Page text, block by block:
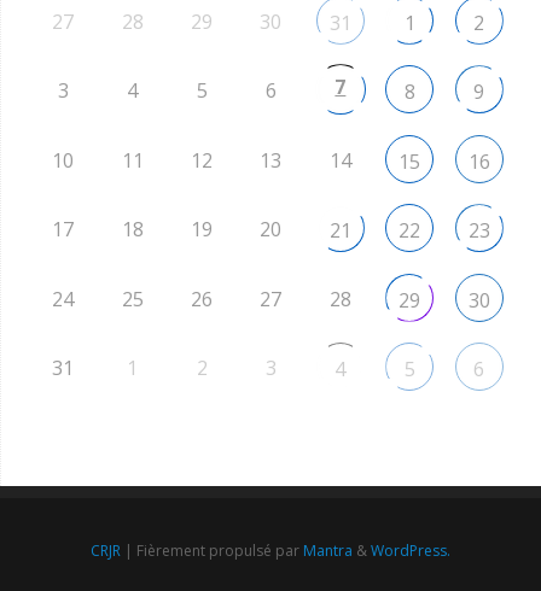
27 28 29 30 31 1 2
3 4 5 6 7 8 9
10 11 12 13 14 15 16
17 18 19 20 21 22 23
24 25 26 27 28 29 30
31 1 2 3 4 5 6
CRJR | Fièrement propulsé par Mantra &WordPress.